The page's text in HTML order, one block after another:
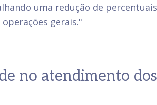
uma redução de percentuais
gerais."
no atendimento dos